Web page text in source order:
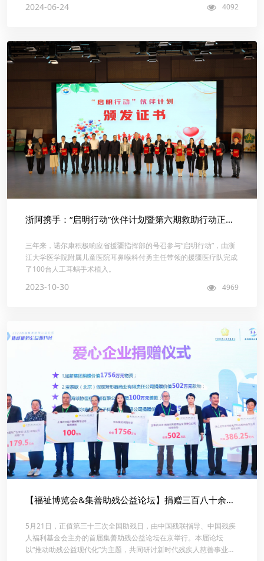
2024-06-24 4092
浙阿携手：“启明行动”伙伴计划暨第六期救助行动正式启动！
三年来，诺尔康积极响应省援疆指挥部的号召参与“启明行动”，由浙
江大学医学院附属儿童医院耳鼻喉科付勇主任带领的援疆医疗队完成
了100台人工耳蜗手术植入。
2023-10-30 4969
【福祉博览会&集善助残公益论坛】捐赠三百八十余万！诺尔康助力残疾人福利事业发展！
5月21日，正值第三十三次全国助残日，由中国残联指导、中国残疾
人福利基金会主办的首届集善助残公益论坛在京举行。本届论坛
以“推动助残公益现代化”为主题，共同研讨新时代残疾人慈善事业发